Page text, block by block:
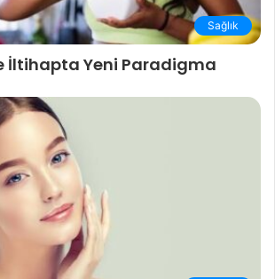
Sağlık
İltihapta Yeni Paradigma